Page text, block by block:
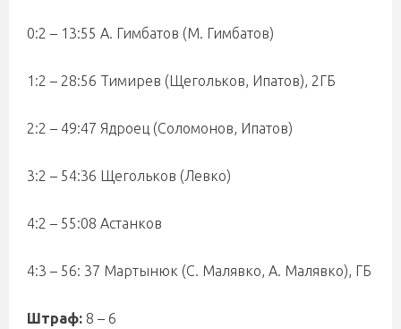
0:2 – 13:55 А. Гимбатов (М. Гимбатов)
1:2 – 28:56 Тимирев (Щегольков, Ипатов), 2ГБ
2:2 – 49:47 Ядроец (Соломонов, Ипатов)
3:2 – 54:36 Щегольков (Левко)
4:2 – 55:08 Астанков
4:3 – 56: 37 Мартынюк (С. Малявко, А. Малявко), ГБ
Штраф: 8 – 6